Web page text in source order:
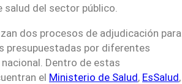
del sector público.
dos procesos de adjudicación para
presupuestadas por diferentes
Dentro de estas
el Ministerio de Salud, EsSalud,